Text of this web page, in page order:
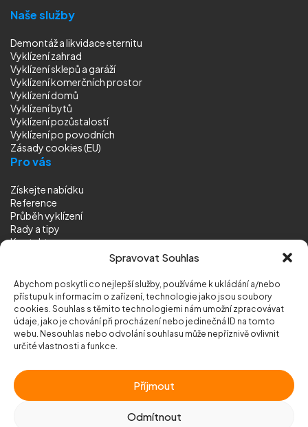
Spravovat Souhlas
Abychom poskytli co nejlepší služby, používáme k ukládání a/nebo
přístupu k informacím o zařízení, technologie jako jsou soubory
cookies. Souhlas s těmito technologiemi nám umožní zpracovávat
údaje, jako je chování při procházení nebo jedinečná ID na tomto
webu. Nesouhlas nebo odvolání souhlasu může nepříznivě ovlivnit
určité vlastnosti a funkce.
Příjmout
Odmítnout
Naše služby
Demontáž a likvidace eternitu
Vyklízení zahrad
Vyklízení sklepů a garáží
Vyklízení komerčních prostor
Vyklízení domů
Vyklízení bytů
Vyklízení pozůstalostí
Vyklízenípo povodních
Zásady cookies (EU)
Pro vás
Získejte nabídku
Reference
Průběh vyklízení
Rady a tipy
Kontakt
© 2026 Vyklizeni.cz (mapa stránek)
Chráněno služboureCAPTCHA